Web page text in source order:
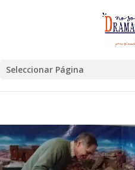
Seleccionar Página